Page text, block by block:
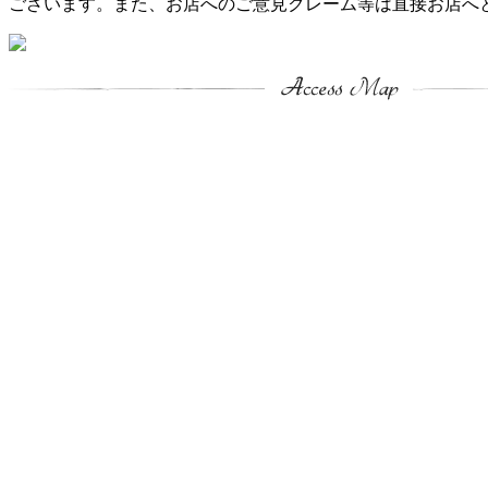
分！完全無料会員制サービス「月花美人プレミアムメンバー